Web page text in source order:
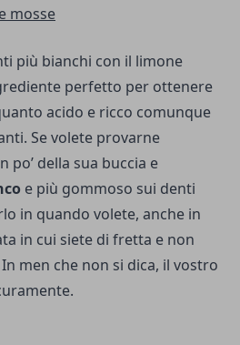
mosse
più bianchi con il limone
perfetto per ottenere
acido e ricco comunque
Se volete provarne
po’ della sua buccia e
e più gommoso sui denti
in quando volete, anche in
in cui siete di fretta e non
men che non si dica, il vostro